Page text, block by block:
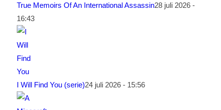
True Memoirs Of An International Assassin28 juli 2026 -
16:43
I Will Find You (serie)24 juli 2026 - 15:56